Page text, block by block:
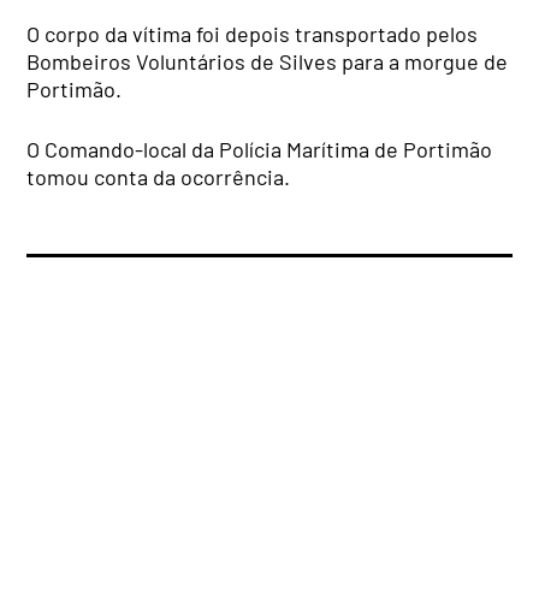
O corpo da vítima foi depois transportado pelos
Bombeiros Voluntários de Silves para a morgue de
Portimão.
O Comando-local da Polícia Marítima de Portimão
tomou conta da ocorrência.